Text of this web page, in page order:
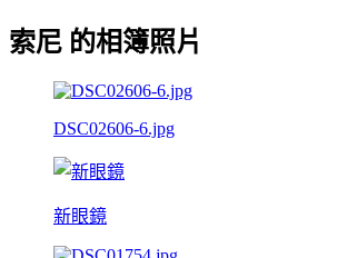
索尼 的相簿照片
DSC02606-6.jpg
新眼鏡